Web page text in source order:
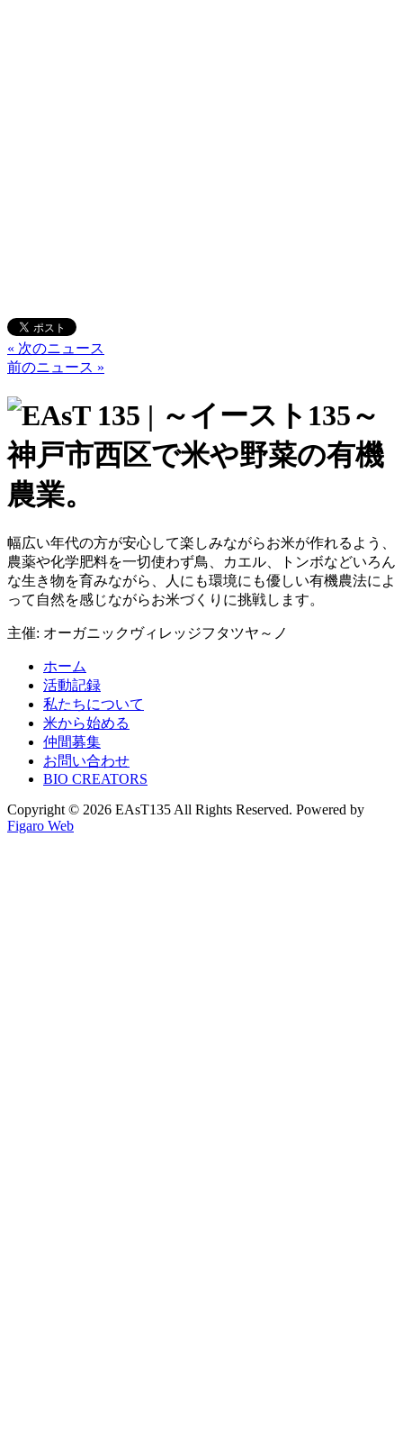
« 次のニュース
前のニュース »
幅広い年代の方が安心して楽しみながらお米が作れるよう、
農薬や化学肥料を一切使わず鳥、カエル、トンボなどいろん
な生き物を育みながら、人にも環境にも優しい有機農法によ
って自然を感じながらお米づくりに挑戦します。
主催: オーガニックヴィレッジフタツヤ～ノ
ホーム
活動記録
私たちについて
米から始める
仲間募集
お問い合わせ
BIO CREATORS
Copyright © 2026 EAsT135 All Rights Reserved. Powered by
Figaro Web